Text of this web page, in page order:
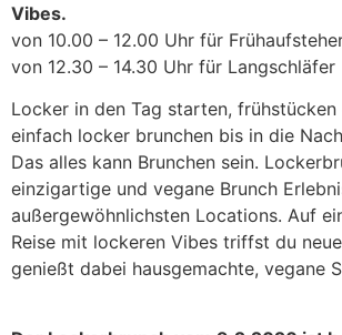
Vibes.
von 10.00 – 12.00 Uhr für
von 12.30 – 14.30 Uhr für Langschläfer
Locker in den Tag starten, frühstücken
einfach locker brunchen bis in die
Das alles kann Brunchen sein.
einzigartige und vegane Brunch
außergewöhnlichsten Locations. Auf
Reise mit lockeren Vibes triffst du
genießt dabei hausgemachte, vegane